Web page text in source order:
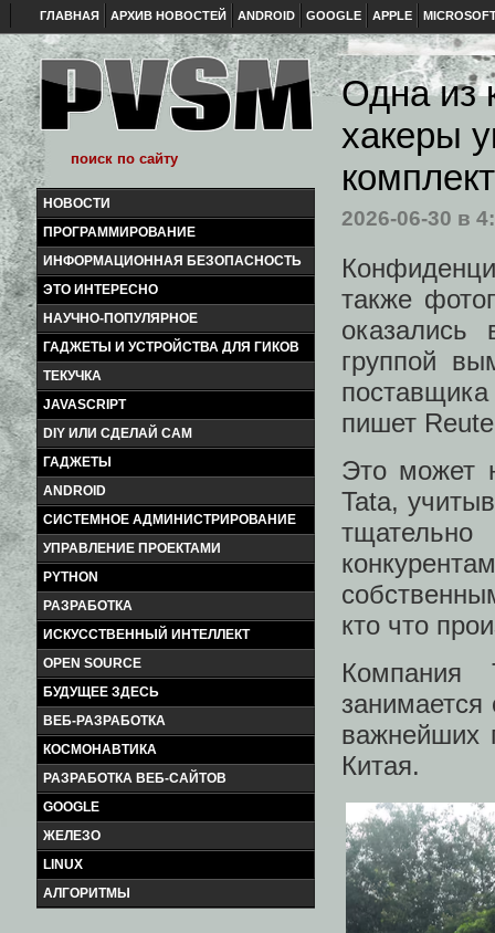
ГЛАВНАЯ АРХИВ НОВОСТЕЙ ANDROID GOOGLE APPLE
НОВОСТИ
ПРОГРАММИРОВАНИЕ
ИНФОРМАЦИОННАЯ БЕЗОПАСНОСТЬ
ЭТО ИНТЕРЕСНО
НАУЧНО-ПОПУЛЯРНОЕ
ГАДЖЕТЫ И УСТРОЙСТВА ДЛЯ ГИКОВ
ТЕКУЧКА
JAVASCRIPT
DIY ИЛИ СДЕЛАЙ САМ
ГАДЖЕТЫ
ANDROID
СИСТЕМНОЕ АДМИНИСТРИРОВАНИЕ
УПРАВЛЕНИЕ ПРОЕКТАМИ
PYTHON
РАЗРАБОТКА
ИСКУССТВЕННЫЙ ИНТЕЛЛЕКТ
OPEN SOURCE
БУДУЩЕЕ ЗДЕСЬ
ВЕБ-РАЗРАБОТКА
КОСМОНАВТИКА
РАЗРАБОТКА ВЕБ-САЙТОВ
GOOGLE
ЖЕЛЕЗО
LINUX
АЛГОРИТМЫ
Одна из
хакеры
2026-06-30 в
также
оказались
группой
пишет
Это может
Tata,
кто что
Компания
занимается
важнейших
Китая.